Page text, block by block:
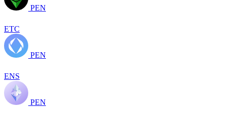
PEN
ETC
PEN
ENS
PEN